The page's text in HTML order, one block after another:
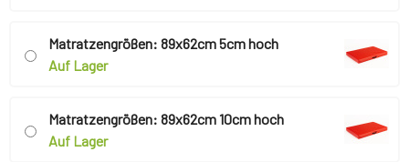
Matratzengrößen: 89x62cm 5cm hoch
Auf Lager
Matratzengrößen: 89x62cm 10cm hoch
Auf Lager